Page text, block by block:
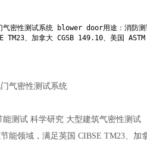
密性测试系统 blower door用途：消防
TM23、加拿大 CGSB 149.10、美国
气密性测试系统
能测试 科学研究 大型建筑气密性测试
能领域，满足英国 CIBSE TM23、加